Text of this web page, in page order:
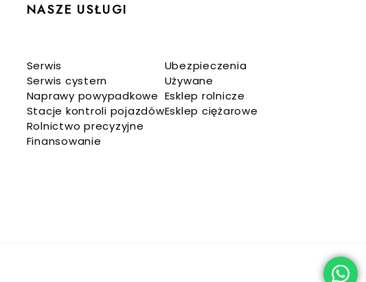
NASZE USŁUGI
Serwis
Serwis cystern
Naprawy powypadkowe
Stacje kontroli pojazdów
Rolnictwo precyzyjne
Finansowanie
Ubezpieczenia
Używane
Esklep rolnicze
Esklep ciężarowe